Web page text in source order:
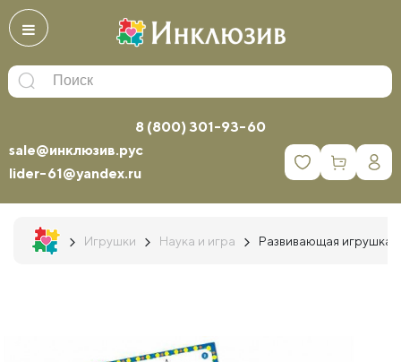
8 (800) 301-93-60
sale@инклюзив.рус
lider-61@yandex.ru
0
Игрушки Наука и игра Развивающая игрушка